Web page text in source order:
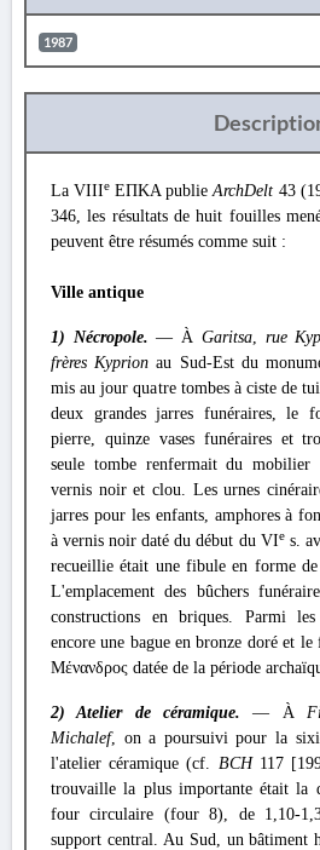
1987
La VIIIe ΕΠΚΑ publieArchDelt 43
346, les résultats de huit fouilles
peuvent être résumés comme suit :
Ville antique
1) Nécropole. — À Garitsa, rue
frères Kyprion au Sud-Est du
mis au jour quatre tombes à ciste de
deux grandes jarres funéraires, le
pierre, quinze vases funéraires et
seule tombe renfermait du
vernis noir et clou. Les urnes
jarres pour les enfants, amphores à
à vernis noir daté du début du VIes.
recueillie était une fibule en forme de
L'emplacement des bûchers
constructions en briques. Parmi
encore une bague en bronze doré et
Μένανδρος datée de la période
2) Atelier de céramique.— À
Michalef, on a poursuivi pour la
l'atelier céramique (cf. BCH117
trouvaille la plus importante était la
four circulaire (four 8), de 1,10-
support central. Au Sud, un bâtiment